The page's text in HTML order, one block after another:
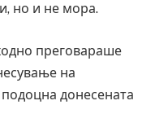
но и не мора.
преговараше
на
донесената